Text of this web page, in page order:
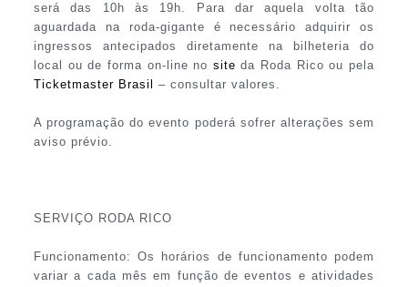
será das 10h às 19h. Para dar aquela volta tão
aguardada na roda-gigante é necessário adquirir os
ingressos antecipados diretamente na bilheteria do
local ou de forma on-line no site da Roda Rico ou pela
Ticketmaster Brasil
– consultar valores.
A programação do evento poderá sofrer alterações sem
aviso prévio.
SERVIÇO RODA RICO
Funcionamento: Os horários de funcionamento podem
variar a cada mês em função de eventos e atividades